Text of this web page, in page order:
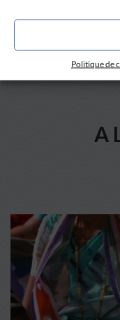
Politique de
A